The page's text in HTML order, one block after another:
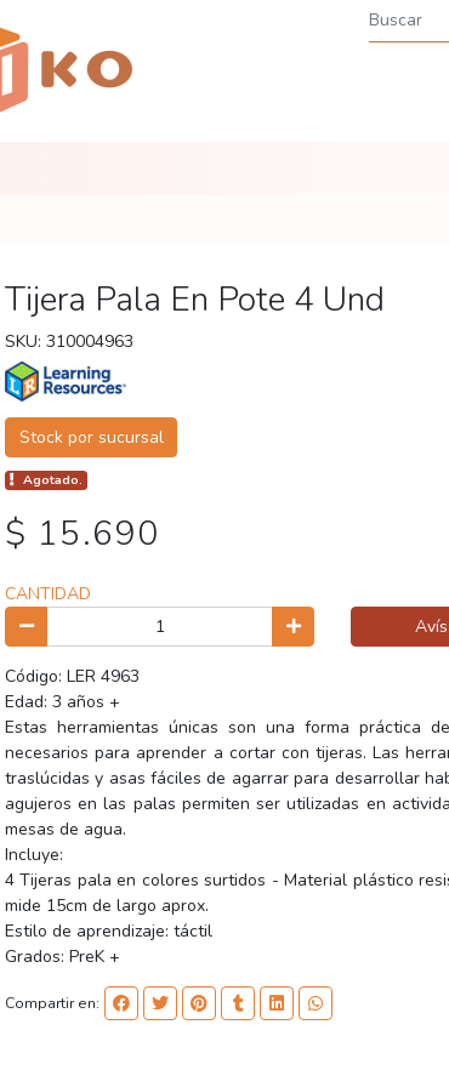
Tijera Pala En Pote 4 Und
SKU: 310004963
Stock por sucursal
Agotado.
$ 15.690
CANTIDAD
Código: LER 4963
Edad: 3 años +
Estas herramientas únicas son una forma práctica
necesarios para aprender a cortar con tijeras. Las
traslúcidas y asas fáciles de agarrar para desarrollar
agujeros en las palas permiten ser utilizadas en
mesas de agua.
Incluye:
4 Tijeras pala en colores surtidos - Material plástico
mide 15cm de largo aprox.
Estilo de aprendizaje: táctil
Grados: PreK +
Compartir en: